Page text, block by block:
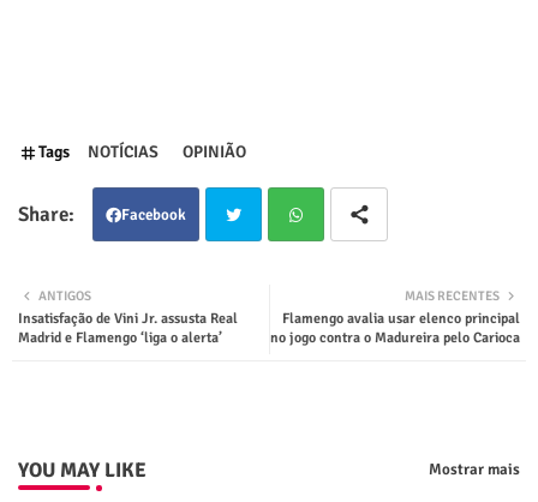
Tags NOTÍCIAS OPINIÃO
Facebook
ter tsap
MAIS RECENTES
Flamengo avalia usar elenco principal
no jogo contra o Madureira pelo Carioca
ANTIGOS
Insatisfação de Vini Jr. assusta Real
Madrid e Flamengo ‘liga o alerta’
YOU MAY LIKE Mostrar mais